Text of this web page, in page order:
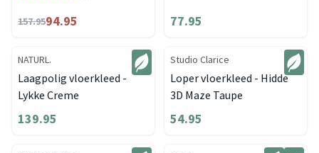
157.9594.95 77.95
NATURL.
Laagpolig vloerkleed -
Lykke Creme
139.95
Studio Clarice
Loper vloerkleed - Hidde
3D Maze Taupe
54.95